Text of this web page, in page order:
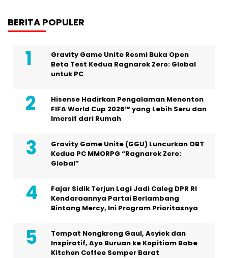
BERITA POPULER
Gravity Game Unite Resmi Buka Open
Beta Test Kedua Ragnarok Zero: Global
untuk PC
Hisense Hadirkan Pengalaman Menonton
FIFA World Cup 2026™ yang Lebih Seru dan
Imersif dari Rumah
Gravity Game Unite (GGU) Luncurkan OBT
Kedua PC MMORPG “Ragnarok Zero:
Global”
Fajar Sidik Terjun Lagi Jadi Caleg DPR RI
Kendaraannya Partai Berlambang
Bintang Mercy, Ini Program Prioritasnya
Tempat Nongkrong Gaul, Asyiek dan
Inspiratif, Ayo Buruan ke Kopitiam Babe
Kitchen Coffee Semper Barat